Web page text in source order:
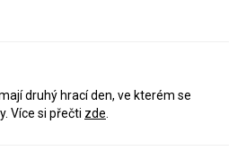
druhý hrací den, ve kterém se
Více si přečti zde